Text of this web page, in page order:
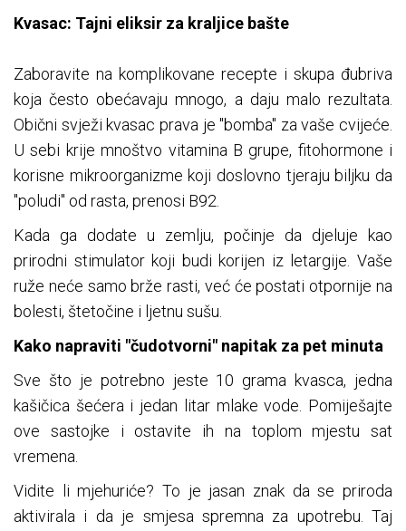
Kvasac: Tajni eliksir za kraljice bašte
Zaboravite na komplikovane recepte i skupa đubriva
koja često obećavaju mnogo, a daju malo rezultata.
Obični svježi kvasac prava je "bomba" za vaše cvijeće.
U sebi krije mnoštvo vitamina B grupe, fitohormone i
korisne mikroorganizme koji doslovno tjeraju biljku da
"poludi" od rasta, prenosi B92.
Kada ga dodate u zemlju, počinje da djeluje kao
prirodni stimulator koji budi korijen iz letargije. Vaše
ruže neće samo brže rasti, već će postati otpornije na
bolesti, štetočine i ljetnu sušu.
Kako napraviti "čudotvorni" napitak za pet minuta
Sve što je potrebno jeste 10 grama kvasca, jedna
kašičica šećera i jedan litar mlake vode. Pomiješajte
ove sastojke i ostavite ih na toplom mjestu sat
vremena.
Vidite li mjehuriće? To je jasan znak da se priroda
aktivirala i da je smjesa spremna za upotrebu. Taj